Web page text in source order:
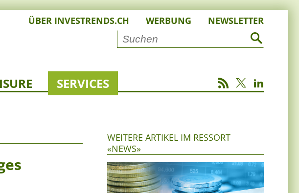
ÜBER INVESTRENDS.CH WERBUNG NEWSLETTER
SERVICES
WEITERE ARTIKEL IM RESSORT
«NEWS»